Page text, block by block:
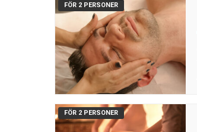
FÖR 2 PERSONER
FÖR 2 PERSONER